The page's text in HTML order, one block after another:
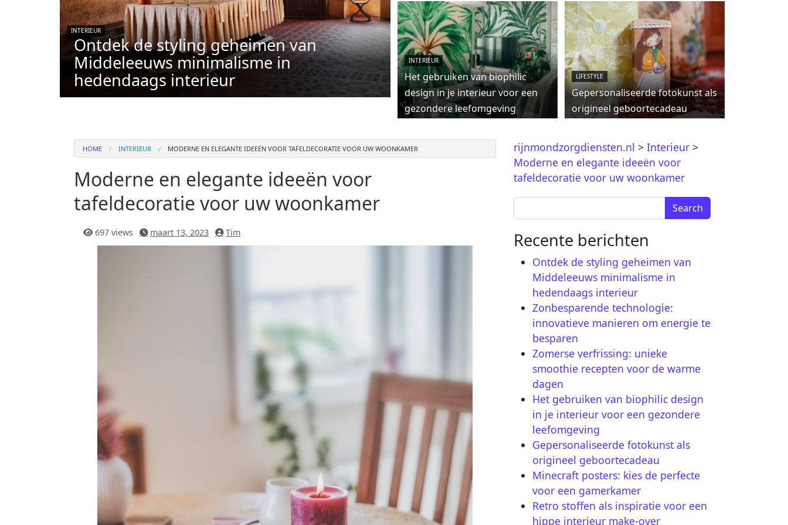
INTERIEUR
Ontdek de styling geheimen van
Middeleeuws minimalisme in
hedendaags interieur
INTERIEUR
Het gebruiken van biophilic
design in je interieur voor een
gezondere leefomgeving
LIFESTYLE
Gepersonaliseerde fotokunst als
origineel geboortecadeau
HOME INTERIEUR MODERNE EN ELEGANTE IDEEËN VOOR TAFELDECORATIE VOOR UW WOONKAMER
Moderne en elegante ideeën voor
tafeldecoratie voor uw woonkamer
697 views maart 13, 2023 Tim
rijnmondzorgdiensten.nl > Interieur >
Moderne en elegante ideeën voor
tafeldecoratie voor uw woonkamer
Search for:
Recente berichten
Ontdek de styling geheimen van
Middeleeuws minimalisme in
hedendaags interieur
Zonbesparende technologie:
innovatieve manieren om energie te
besparen
Zomerse verfrissing: unieke
smoothie recepten voor de warme
dagen
Het gebruiken van biophilic design
in je interieur voor een gezondere
leefomgeving
Gepersonaliseerde fotokunst als
origineel geboortecadeau
Minecraft posters: kies de perfecte
voor een gamerkamer
Retro stoffen als inspiratie voor een
hippe interieur make-over